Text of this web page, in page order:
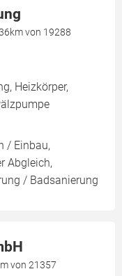
von 19288
Heizkörper,
/ Einbau,
Abgleich,
/ Badsanierung
von 21357